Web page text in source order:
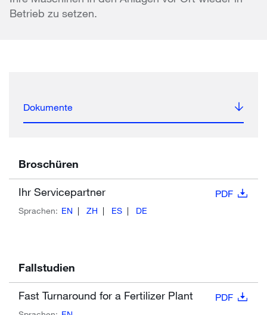
Betrieb zu setzen.
Dokumente
Broschüren
Ihr Servicepartner PDF
Sprachen: EN ZH ES DE
Fallstudien
Fast Turnaround for a Fertilizer Plant PDF